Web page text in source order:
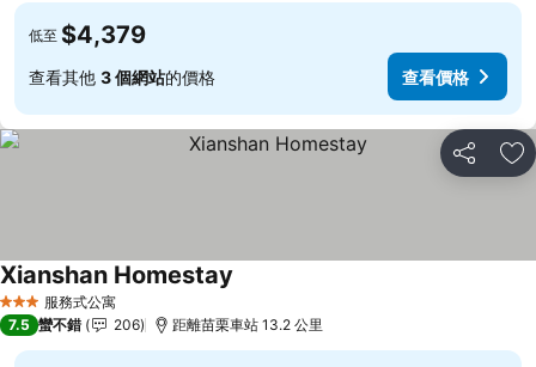
低至 $4,379
查看其他 3 個網站的價格 查看價格
分享 加
3 星級 服務式公寓
Xianshan Homestay
7.5 蠻不錯 206 距離苗栗車站 13.2 公里